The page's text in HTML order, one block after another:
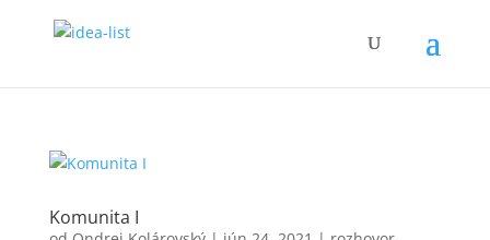
Komunita I